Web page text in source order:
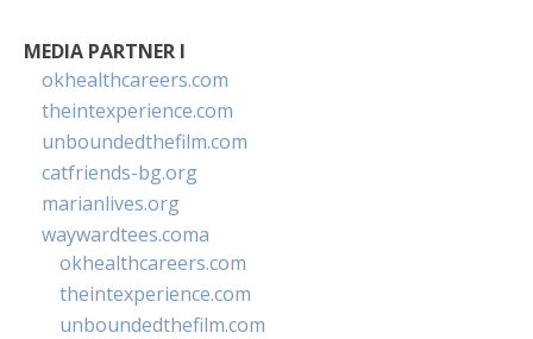
MEDIA PARTNER I
okhealthcareers.com
theintexperience.com
unboundedthefilm.com
catfriends-bg.org
marianlives.org
waywardtees.coma
okhealthcareers.com
theintexperience.com
unboundedthefilm.com